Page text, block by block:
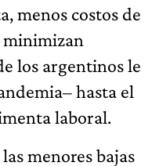
menos costos de
minimizan
los argentinos le
hasta el
laboral.
menores bajas